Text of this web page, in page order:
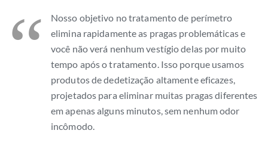
“
Nosso objetivo no tratamento de perímetro
elimina rapidamente as pragas problemáticas e
você não verá nenhum vestígio delas por muito
tempo após o tratamento. Isso porque usamos
produtos de dedetização altamente eficazes,
projetados para eliminar muitas pragas diferentes
em apenas alguns minutos, sem nenhum odor
incômodo.